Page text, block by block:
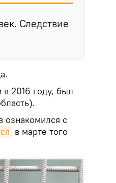
Следствие
2016 году, был
ознакомился с
в марте того